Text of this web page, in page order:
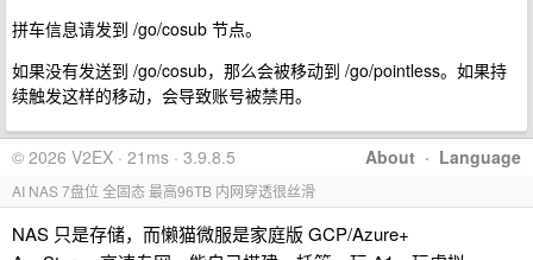
拼车信息请发到 /go/cosub 节点。
如果没有发送到 /go/cosub，那么会被移动到 /go/pointless。如果持
续触发这样的移动，会导致账号被禁用。
About · Language
© 2026 V2EX · 21ms · 3.9.8.5
AI NAS 7盘位 全固态 最高96TB 内网穿透很丝滑
NAS 只是存储，而懒猫微服是家庭版 GCP/Azure+